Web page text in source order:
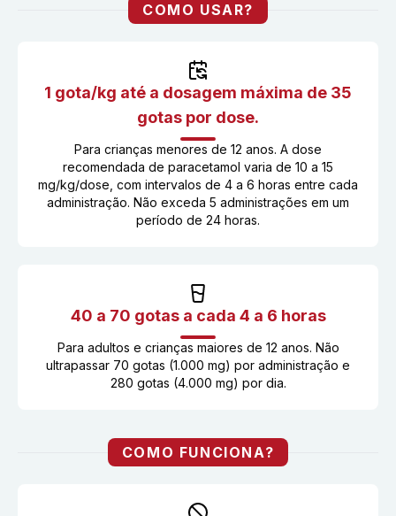
COMO USAR?
1 gota/kg até a dosagem máxima de 35
gotas por dose.
Para crianças menores de 12 anos. A dose
recomendada de paracetamol varia de 10 a 15
mg/kg/dose, com intervalos de 4 a 6 horas entre cada
administração. Não exceda 5 administrações em um
período de 24 horas.
40 a 70 gotas a cada 4 a 6 horas
Para adultos e crianças maiores de 12 anos. Não
ultrapassar 70 gotas (1.000 mg) por administração e
280 gotas (4.000 mg) por dia.
COMO FUNCIONA?